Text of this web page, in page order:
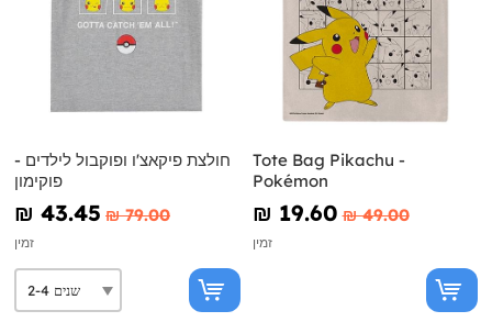
חולצת פיקאצ'ו ופוקבול לילדים -
פוקימון
₪‎ 43.45 ₪‎ 79.00
זמין
Tote Bag Pikachu -
Pokémon
₪‎ 19.60 ₪‎ 49.00
זמין